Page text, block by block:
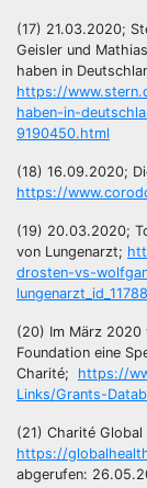
(17) 21.03.2020;
Geisler und
haben in
https://
haben-in-
9190450.html
(18) 16.09.2020;
https://
(19) 20.03.2020;
von Lungenarzt;
drosten-vs-
(20) Im März 2020
Foundation eine
Charité; https://
Links/Grants-
(21) Charité Global
https://
abgerufen: